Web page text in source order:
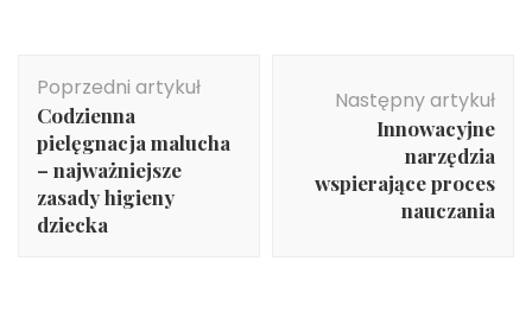
wpisu
Poprzedni artykuł
Codzienna
pielęgnacja malucha
– najważniejsze
zasady higieny
dziecka
Następny artykuł
Innowacyjne
narzędzia
wspierające proces
nauczania